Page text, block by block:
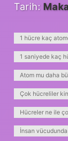
Tarih:
1 hücre kaç
1 saniyede kaç
Atom mu daha
Çok hücreliler
Hücreler ne ile
İnsan vücudunda